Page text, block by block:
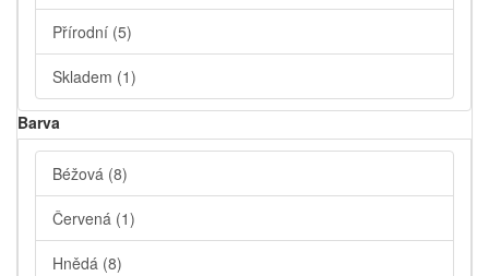
Přírodní (5)
Skladem (1)
Barva
Béžová (8)
Červená (1)
Hnědá (8)